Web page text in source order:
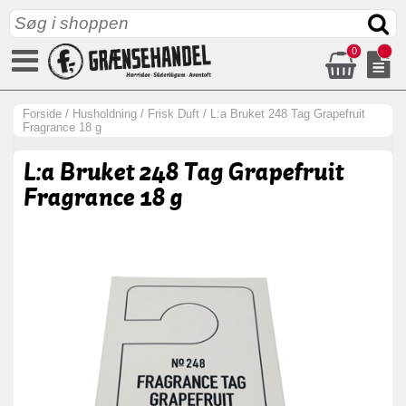
0
Forside / Husholdning / Frisk Duft / L:a Bruket 248 Tag Grapefruit
Fragrance 18 g
L:a Bruket 248 Tag Grapefruit
Fragrance 18 g